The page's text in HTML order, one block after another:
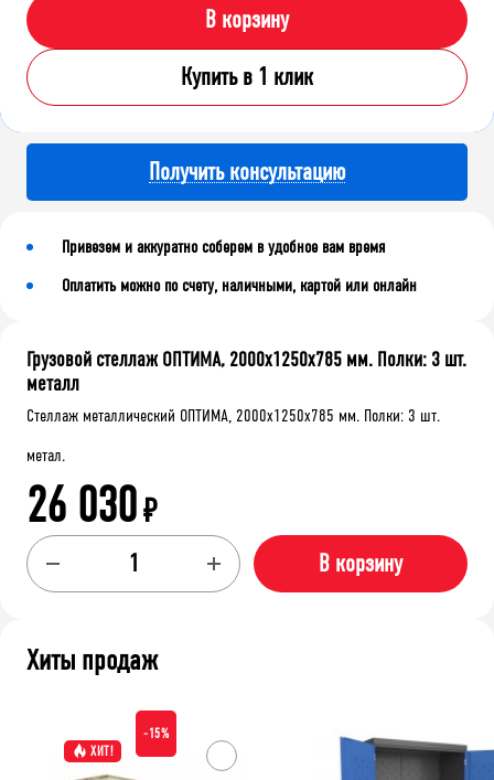
В корзину
Купить в 1 клик
Получить консультацию
Привезем и аккуратно соберем в удобное вам время
Оплатить можно по счету, наличными, картой или онлайн
Грузовой стеллаж ОПТИМА, 2000x1250x785 мм. Полки: 3 шт.
металл
Стеллаж металлический ОПТИМА, 2000x1250x785 мм. Полки: 3 шт.
метал.
26 030₽
В корзину
Хиты продаж
ХИТ!
-15%